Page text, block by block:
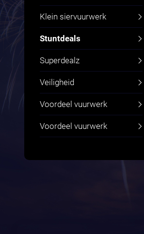
Klein siervuurwerk
Stuntdeals
Superdealz
Veiligheid
Voordeel vuurwerk
Voordeel vuurwerk